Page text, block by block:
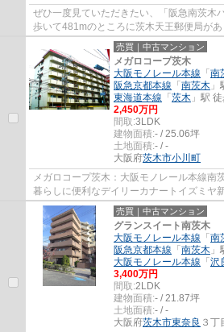
ぜひ一度見ていただきたい、「阪急南茨木
歩いて481mのところに茨木天王郵便局が
きです。多くの方に好評な、清潔感のある
売買｜中古マンション
メガロコープ茨木
大阪モノレール本線 「 南
阪急京都本線 「 南茨木
東海道本線 「 茨木 」駅
2,450万円
間取:3LDK
建物面積:- / 25.06坪
土地面積:- / -
大阪府茨木市小川町
メガロコープ茨木：大阪モノレール本線南
暮らしに便利なデイリーカナートイズミヤ
です。使い勝手が良いシステムキッチンが
売買｜中古マンション
グランスイート南茨木
大阪モノレール本線 「 南
阪急京都本線 「 南茨木
大阪モノレール本線 「 沢
3,400万円
間取:2LDK
建物面積:- / 21.87坪
土地面積:- / -
大阪府茨木市東奈良 ３丁